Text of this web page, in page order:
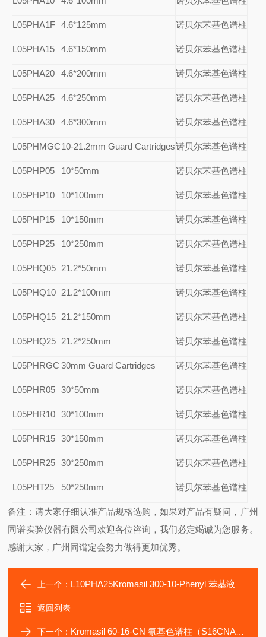
L05PHA1F 4.6*125mm 诺贝尔苯基色谱柱
L05PHA15 4.6*150mm 诺贝尔苯基色谱柱
L05PHA20 4.6*200mm 诺贝尔苯基色谱柱
L05PHA25 4.6*250mm 诺贝尔苯基色谱柱
L05PHA30 4.6*300mm 诺贝尔苯基色谱柱
L05PHMGC10-21.2mm Guard Cartridges诺贝尔苯基色谱柱
L05PHP05 10*50mm 诺贝尔苯基色谱柱
L05PHP10 10*100mm 诺贝尔苯基色谱柱
L05PHP15 10*150mm 诺贝尔苯基色谱柱
L05PHP25 10*250mm 诺贝尔苯基色谱柱
L05PHQ05 21.2*50mm 诺贝尔苯基色谱柱
L05PHQ10 21.2*100mm 诺贝尔苯基色谱柱
L05PHQ15 21.2*150mm 诺贝尔苯基色谱柱
L05PHQ25 21.2*250mm 诺贝尔苯基色谱柱
L05PHRGC 30mm Guard Cartridges 诺贝尔苯基色谱柱
L05PHR05 30*50mm 诺贝尔苯基色谱柱
L05PHR10 30*100mm 诺贝尔苯基色谱柱
L05PHR15 30*150mm 诺贝尔苯基色谱柱
L05PHR25 30*250mm 诺贝尔苯基色谱柱
L05PHT25 50*250mm 诺贝尔苯基色谱柱
备注：请大家仔细认准产品规格选购，如果对产品有疑问，广州
同谱实验仪器有限公司欢迎各位咨询，我们必定竭诚为您服务。
感谢大家，广州同谱定会努力做得更加优秀。
上一个： L10PHA25Kromasil 300-10-Phenyl 苯基液相色谱柱
返回列表
下一个： Kromasil 60-16-CN 氰基色谱柱（S16CNA25）